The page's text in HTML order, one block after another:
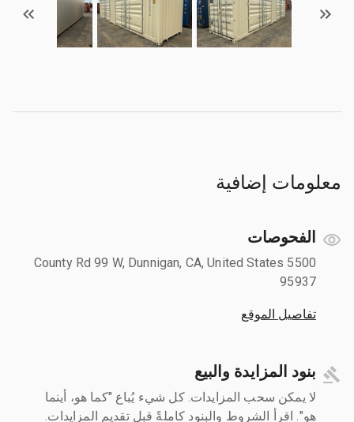
معلومات إضافية
الفحوصات
5500 County Rd 99 W, Dunnigan, CA, United States
95937
تفاصيل الموقع
بنود المزايدة والبيع
لا يمكن سحب المزايدات. كل شيء يُباع "كما هو، أينما
هو". اقرأ الشروط والبنود كاملةً قبل تقديم المزايدات.